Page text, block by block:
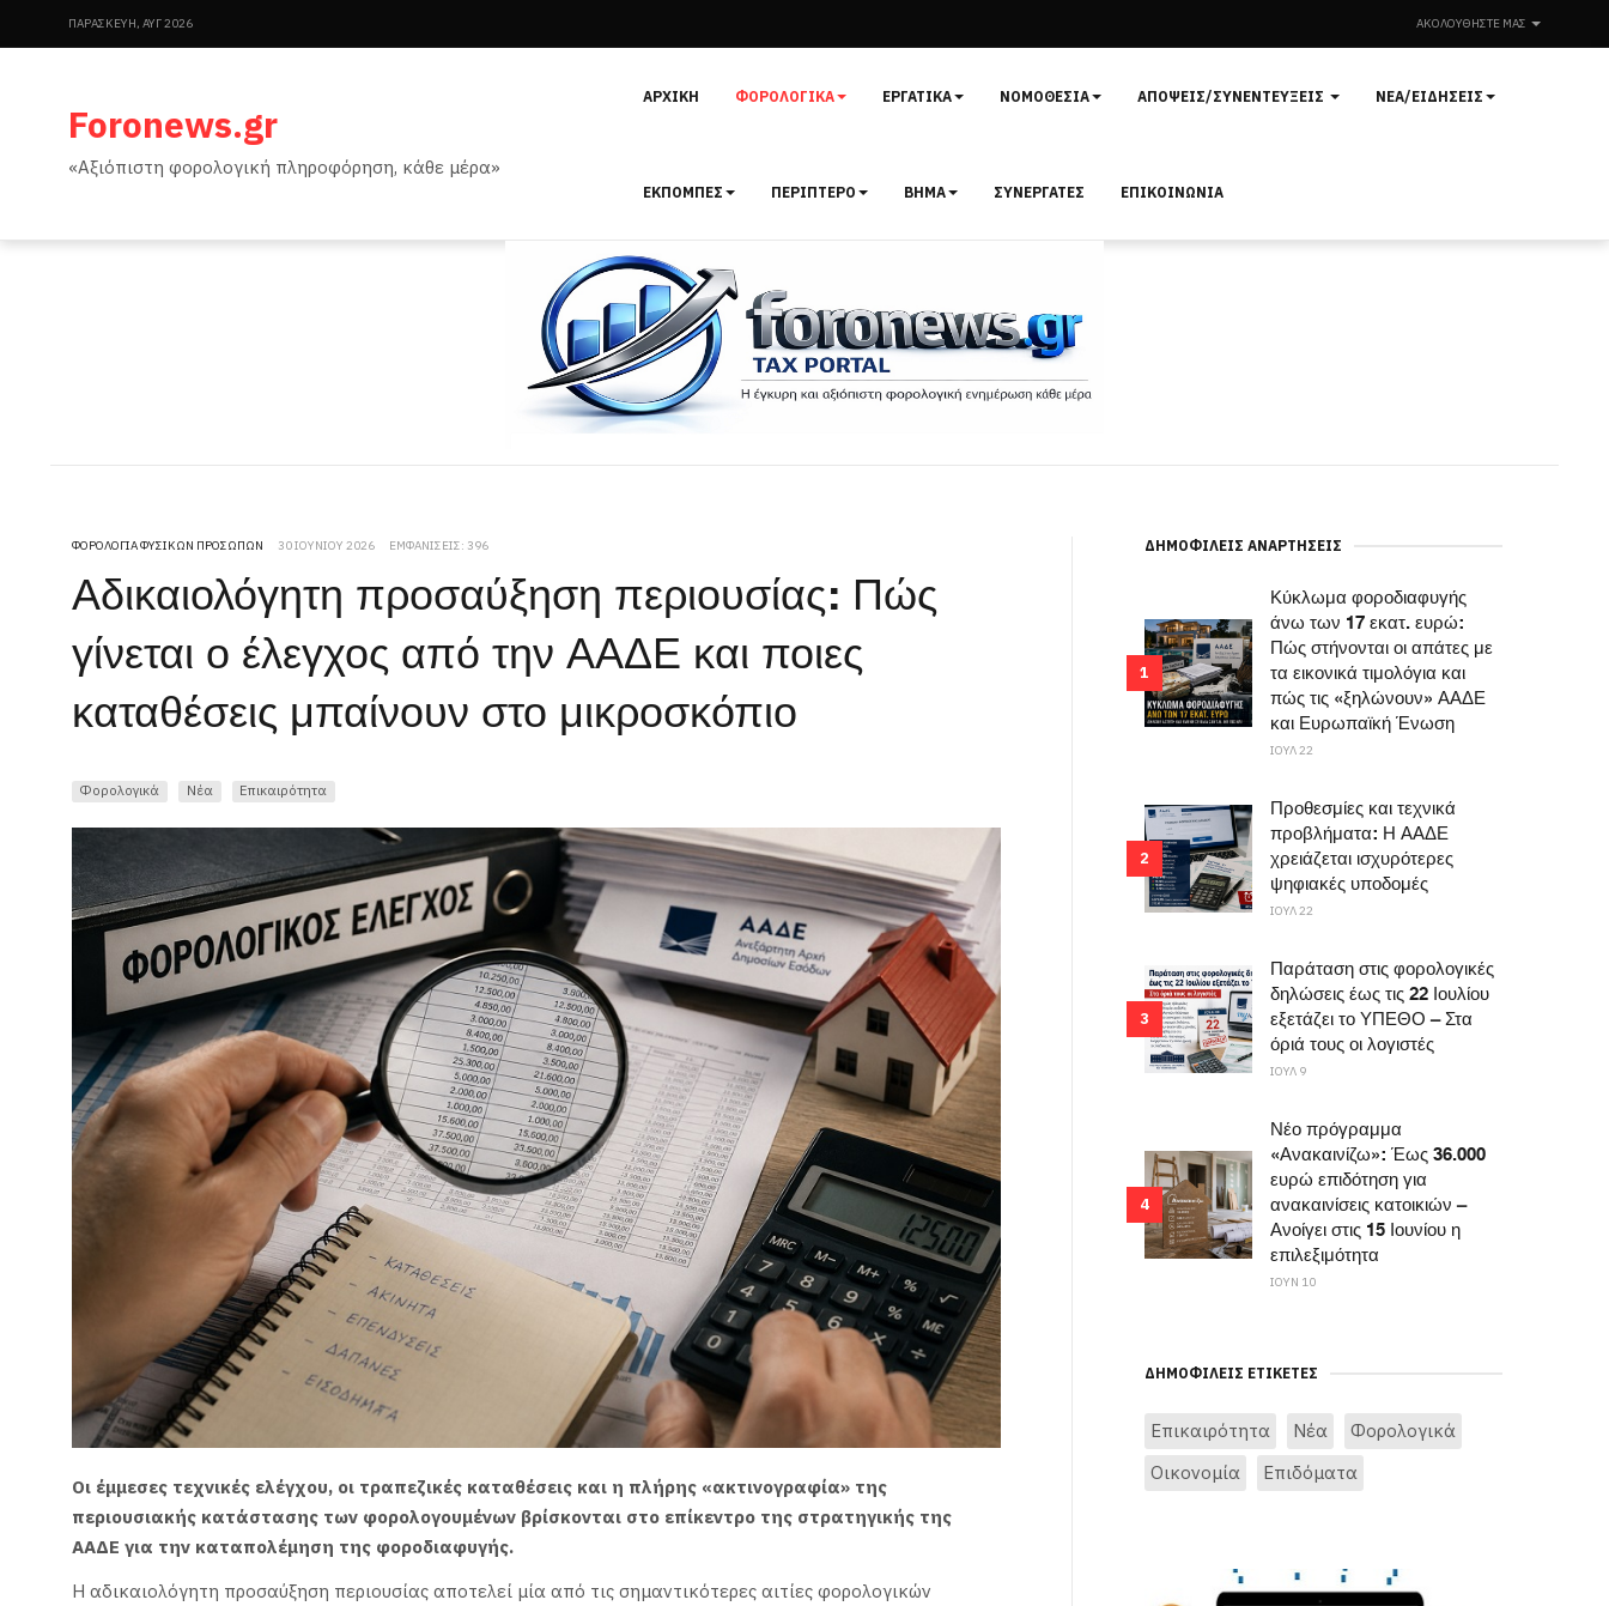
ΠΑΡΑΣΚΕΥΉ, ΑΥΓ 2026 ΑΚΟΛΟΥΘΉΣΤΕ ΜΑΣ
Foronews.gr
«Αξιόπιστη φορολογική πληροφόρηση, κάθε μέρα»
ΑΡΧΙΚΉ ΦΟΡΟΛΟΓΙΚΆ ΕΡΓΑΤΙΚΆ ΝΟΜΟΘΕΣΊΑ ΑΠΌΨΕΙΣ/ΣΥΝΕΝΤΕΎΞΕΙΣ ΝΈΑ/ΕΙΔΉΣΕΙΣ
ΕΚΠΟΜΠΈΣ ΠΕΡΊΠΤΕΡΟ ΒΉΜΑ ΣΥΝΕΡΓΆΤΕΣ ΕΠΙΚΟΙΝΩΝΊΑ
ΦΟΡΟΛΟΓΊΑ ΦΥΣΙΚΏΝ ΠΡΟΣΏΠΩΝ 30 ΙΟΥΝΊΟΥ 2026 ΕΜΦΑΝΊΣΕΙΣ: 396
Αδικαιολόγητη προσαύξηση περιουσίας: Πώς
γίνεται ο έλεγχος από την ΑΑΔΕ και ποιες
καταθέσεις μπαίνουν στο μικροσκόπιο
Φορολογικά Νέα Επικαιρότητα
Οι έμμεσες τεχνικές ελέγχου, οι τραπεζικές καταθέσεις και η πλήρης «ακτινογραφία» της
περιουσιακής κατάστασης των φορολογουμένων βρίσκονται στο επίκεντρο της στρατηγικής της
ΑΑΔΕ για την καταπολέμηση της φοροδιαφυγής.
Η αδικαιολόγητη προσαύξηση περιουσίας αποτελεί μία από τις σημαντικότερες αιτίες φορολογικών
ΔΗΜΟΦΙΛΕΊΣ ΑΝΑΡΤΉΣΕΙΣ
1
Κύκλωμα φοροδιαφυγής
άνω των 17 εκατ. ευρώ:
Πώς στήνονται οι απάτες με
τα εικονικά τιμολόγια και
πώς τις «ξηλώνουν» ΑΑΔΕ
και Ευρωπαϊκή Ένωση
ΙΟΥΛ 22
2
Προθεσμίες και τεχνικά
προβλήματα: Η ΑΑΔΕ
χρειάζεται ισχυρότερες
ψηφιακές υποδομές
ΙΟΥΛ 22
3
Παράταση στις φορολογικές
δηλώσεις έως τις 22 Ιουλίου
εξετάζει το ΥΠΕΘΟ – Στα
όριά τους οι λογιστές
ΙΟΥΛ 9
4
Νέο πρόγραμμα
«Ανακαινίζω»: Έως 36.000
ευρώ επιδότηση για
ανακαινίσεις κατοικιών –
Ανοίγει στις 15 Ιουνίου η
επιλεξιμότητα
ΙΟΥΝ 10
ΔΗΜΟΦΙΛΕΊΣ ΕΤΙΚΈΤΕΣ
Επικαιρότητα Νέα
Φορολογικά
Οικονομία
Επιδόματα